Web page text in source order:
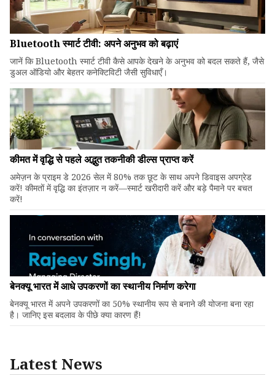
Bluetooth स्मार्ट टीवी: अपने अनुभव को बढ़ाएं
जानें कि Bluetooth स्मार्ट टीवी कैसे आपके देखने के अनुभव को बदल सकते हैं, जैसे
डुअल ऑडियो और बेहतर कनेक्टिविटी जैसी सुविधाएँ।
कीमत में वृद्धि से पहले अद्भुत तकनीकी डील्स प्राप्त करें
अमेज़न के प्राइम डे 2026 सेल में 80% तक छूट के साथ अपने डिवाइस अपग्रेड
करें! कीमतों में वृद्धि का इंतज़ार न करें—स्मार्ट खरीदारी करें और बड़े पैमाने पर बचत
करें!
बेनक्यू भारत में आधे उपकरणों का स्थानीय निर्माण करेगा
बेनक्यू भारत में अपने उपकरणों का 50% स्थानीय रूप से बनाने की योजना बना रहा
है। जानिए इस बदलाव के पीछे क्या कारण हैं!
Latest News